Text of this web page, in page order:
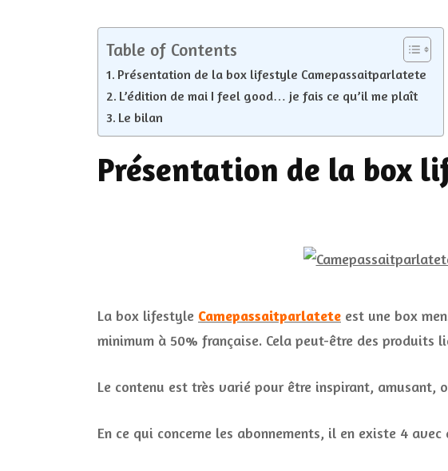
Table of Contents
Présentation de la box lifestyle Camepassaitparlatete
L’édition de mai I feel good… je fais ce qu’il me plaît
Le bilan
Présentation de la box
La box lifestyle Camepassaitparlatete est une box
minimum à 50% française. Cela peut-être des produits
Le contenu est très varié pour être inspirant,
En ce qui concerne les abonnements, il en existe 4